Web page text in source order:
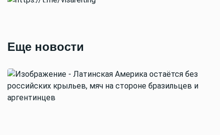
Еще новости